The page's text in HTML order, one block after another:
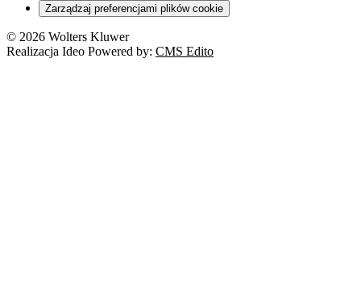
Zarządzaj preferencjami plików cookie
© 2026 Wolters Kluwer
Realizacja Ideo Powered by: CMS Edito